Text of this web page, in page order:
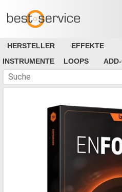
HERSTELLER EFFEKTE
INSTRUMENTE
LOOPS